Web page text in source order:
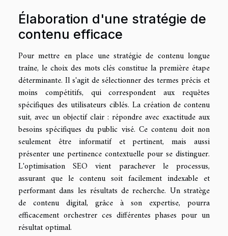
Élaboration d'une stratégie de
contenu efficace
Pour mettre en place une stratégie de contenu longue
traîne, le choix des mots clés constitue la première étape
déterminante. Il s'agit de sélectionner des termes précis et
moins compétitifs, qui correspondent aux requêtes
spécifiques des utilisateurs ciblés. La création de contenu
suit, avec un objectif clair : répondre avec exactitude aux
besoins spécifiques du public visé. Ce contenu doit non
seulement être informatif et pertinent, mais aussi
présenter une pertinence contextuelle pour se distinguer.
L'optimisation SEO vient parachever le processus,
assurant que le contenu soit facilement indexable et
performant dans les résultats de recherche. Un stratège
de contenu digital, grâce à son expertise, pourra
efficacement orchestrer ces différentes phases pour un
résultat optimal.